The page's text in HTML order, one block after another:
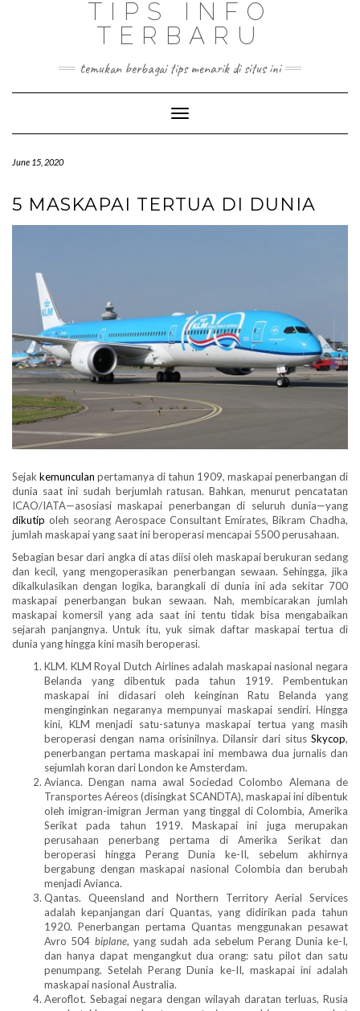
TIPS INFO
TERBARU
temukan berbagai tips menarik di situs ini
Toggle
Navigation
June 15, 2020
5 MASKAPAI TERTUA DI DUNIA
Sejak kemunculan pertamanya di tahun 1909, maskapai penerbangan di
dunia saat ini sudah berjumlah ratusan. Bahkan, menurut pencatatan
ICAO/IATA—asosiasi maskapai penerbangan di seluruh dunia—yang
dikutip oleh seorang Aerospace Consultant Emirates, Bikram Chadha,
jumlah maskapai yang saat ini beroperasi mencapai 5500 perusahaan.
Sebagian besar dari angka di atas diisi oleh maskapai berukuran sedang
dan kecil, yang mengoperasikan penerbangan sewaan. Sehingga, jika
dikalkulasikan dengan logika, barangkali di dunia ini ada sekitar 700
maskapai penerbangan bukan sewaan. Nah, membicarakan jumlah
maskapai komersil yang ada saat ini tentu tidak bisa mengabaikan
sejarah panjangnya. Untuk itu, yuk simak daftar maskapai tertua di
dunia yang hingga kini masih beroperasi.
KLM. KLM Royal Dutch Airlines adalah maskapai nasional negara
Belanda yang dibentuk pada tahun 1919. Pembentukan
maskapai ini didasari oleh keinginan Ratu Belanda yang
menginginkan negaranya mempunyai maskapai sendiri. Hingga
kini, KLM menjadi satu-satunya maskapai tertua yang masih
beroperasi dengan nama orisinilnya. Dilansir dari situs Skycop,
penerbangan pertama maskapai ini membawa dua jurnalis dan
sejumlah koran dari London ke Amsterdam.
Avianca. Dengan nama awal Sociedad Colombo Alemana de
Transportes Aéreos (disingkat SCANDTA), maskapai ini dibentuk
oleh imigran-imigran Jerman yang tinggal di Colombia, Amerika
Serikat pada tahun 1919. Maskapai ini juga merupakan
perusahaan penerbang pertama di Amerika Serikat dan
beroperasi hingga Perang Dunia ke-II, sebelum akhirnya
bergabung dengan maskapai nasional Colombia dan berubah
menjadi Avianca.
Qantas. Queensland and Northern Territory Aerial Services
adalah kepanjangan dari Quantas, yang didirikan pada tahun
1920. Penerbangan pertama Quantas menggunakan pesawat
Avro 504 biplane, yang sudah ada sebelum Perang Dunia ke-I,
dan hanya dapat mengangkut dua orang: satu pilot dan satu
penumpang. Setelah Perang Dunia ke-II, maskapai ini adalah
maskapai nasional Australia.
Aeroflot. Sebagai negara dengan wilayah daratan terluas, Rusia